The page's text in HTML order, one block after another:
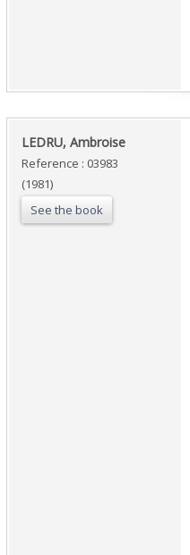
‎LEDRU, Ambroise‎
Reference : 03983
(1981)
See the book